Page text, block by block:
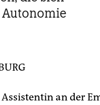
an der